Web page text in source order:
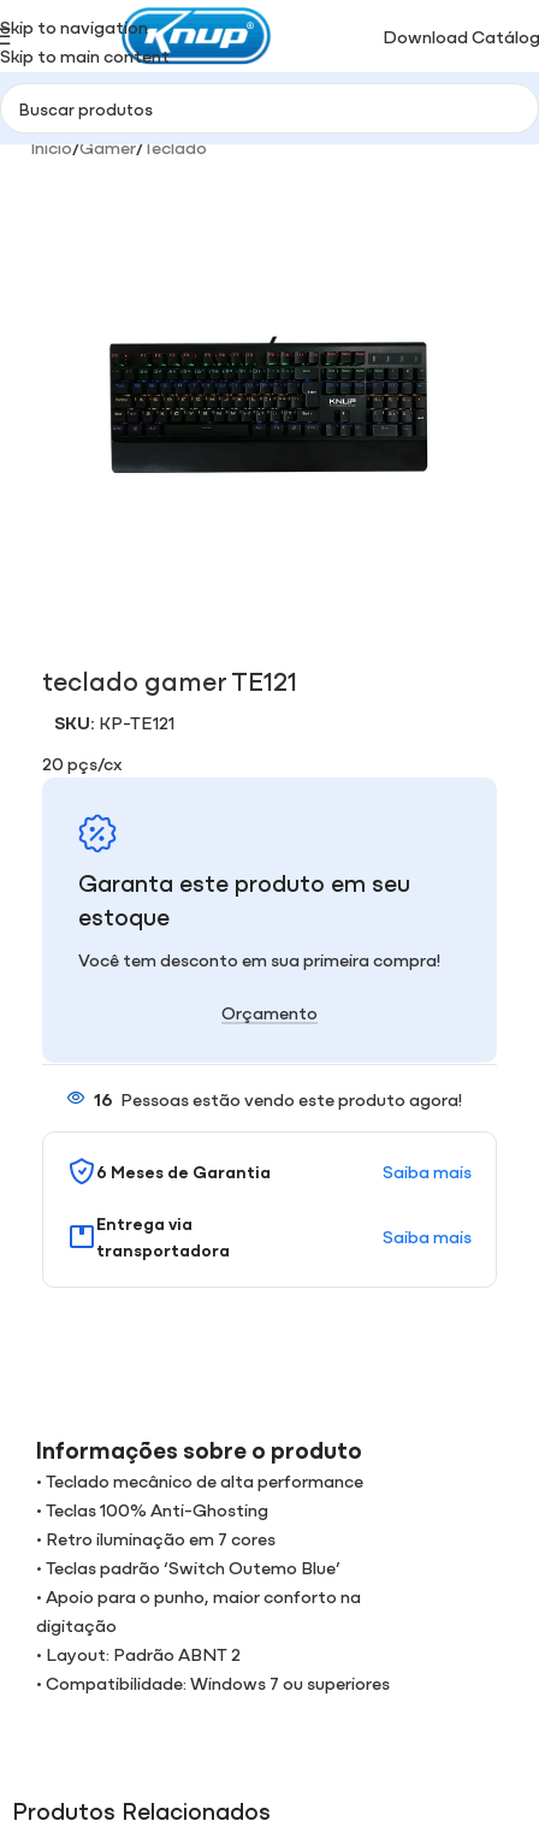
Skip to navigation
Skip to main content
Download
Início/Gamer/Teclado
teclado gamer TE121
SKU: KP-TE121
20 pçs/cx
Garanta este produto em seu
estoque
Você tem desconto em sua primeira compra!
Orçamento
16 Pessoas estão vendo este produto agora!
6 Meses de Garantia Saiba mais
Entrega via
transportadora
Saiba mais
Informações sobre o produto
• Teclado mecânico de alta performance
• Teclas 100% Anti-Ghosting
• Retro iluminação em 7 cores
• Teclas padrão ‘Switch Outemo Blue’
• Apoio para o punho, maior conforto na
digitação
• Layout: Padrão ABNT 2
• Compatibilidade: Windows 7 ou superiores
Produtos Relacionados